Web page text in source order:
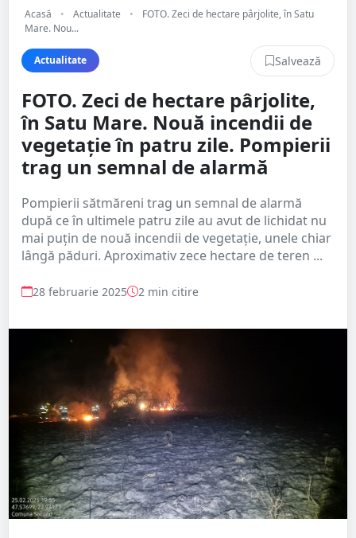
Acasă • Actualitate •
FOTO. Zeci de hectare pârjolite, în Satu
Mare. Nou...
Actualitate Salvează
FOTO. Zeci de hectare pârjolite,
în Satu Mare. Nouă incendii de
vegetație în patru zile. Pompierii
trag un semnal de alarmă
Pompierii sătmăreni trag un semnal de alarmă
după ce în ultimele patru zile au avut de lichidat nu
mai puțin de nouă incendii de vegetație, unele chiar
lângă păduri. Aproximativ zece hectare de teren ...
28 februarie 2025 2 min citire